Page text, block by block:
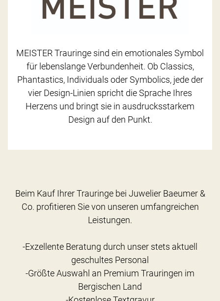
MEISTER Trauringe sind ein emotionales Symbol
für lebenslange Verbundenheit. Ob Classics,
Phantastics, Individuals oder Symbolics, jede der
vier Design-Linien spricht die Sprache Ihres
Herzens und bringt sie in ausdrucksstarkem
Design auf den Punkt.
Beim Kauf Ihrer Trauringe bei Juwelier Baeumer &
Co. profitieren Sie von unseren umfangreichen
Leistungen.
-Exzellente Beratung durch unser stets aktuell
geschultes Personal
-Größte Auswahl an Premium Trauringen im
Bergischen Land